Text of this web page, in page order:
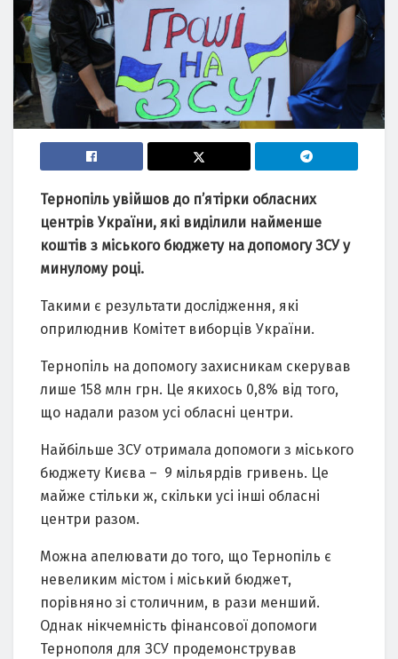
Тернопіль увійшов до п’ятірки обласних
центрів України, які виділили найменше
коштів з міського бюджету на допомогу ЗСУ у
минулому році.
Такими є результати дослідження, які
оприлюднив Комітет виборців України.
Тернопіль на допомогу захисникам скерував
лише 158 млн грн. Це якихось 0,8% від того,
що надали разом усі обласні центри.
Найбільше ЗСУ отримала допомоги з міського
бюджету Києва – 9 мільярдів гривень. Це
майже стільки ж, скільки усі інші обласні
центри разом.
Можна апелювати до того, що Тернопіль є
невеликим містом і міський бюджет,
порівняно зі столичним, в рази менший.
Однак нікчемність фінансової допомоги
Тернополя для ЗСУ продемонстрував